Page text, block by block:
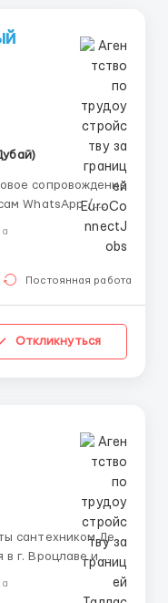
сопровождение
WhatsApp /
а т...
Постоянная работа
Откликнуться
( пластик ) и